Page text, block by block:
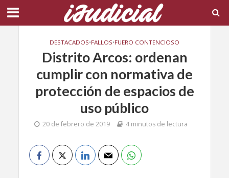
DESTACADOS•FALLOS•FUERO CONTENCIOSO
Distrito Arcos: ordenan
cumplir con normativa de
protección de espacios de
uso público
20 de febrero de 2019 4 minutos de lectura